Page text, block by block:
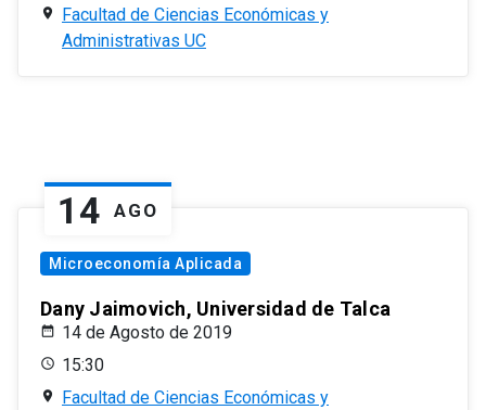
Facultad de Ciencias Económicas y
Administrativas UC
14 AGO
Microeconomía Aplicada
Dany Jaimovich, Universidad de Talca
14 de Agosto de 2019
15:30
Facultad de Ciencias Económicas y